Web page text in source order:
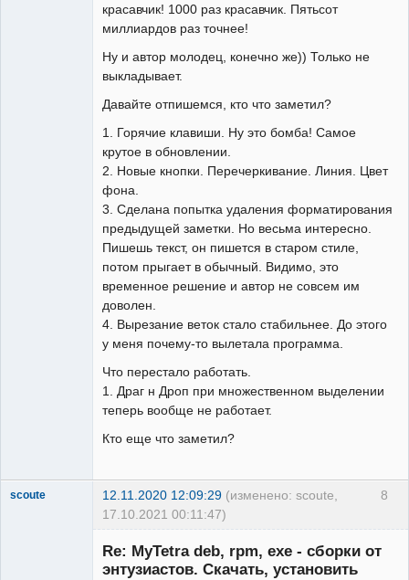
красавчик! 1000 раз красавчик. Пятьсот
миллиардов раз точнее!
Ну и автор молодец, конечно же)) Только не
выкладывает.
Давайте отпишемся, кто что заметил?
1. Горячие клавиши. Ну это бомба! Самое
крутое в обновлении.
2. Новые кнопки. Перечеркивание. Линия. Цвет
фона.
3. Сделана попытка удаления форматирования
предыдущей заметки. Но весьма интересно.
Пишешь текст, он пишется в старом стиле,
потом прыгает в обычный. Видимо, это
временное решение и автор не совсем им
доволен.
4. Вырезание веток стало стабильнее. До этого
у меня почему-то вылетала программа.
Что перестало работать.
1. Драг н Дроп при множественном выделении
теперь вообще не работает.
Кто еще что заметил?
8
scoute 12.11.2020 12:09:29 (изменено: scoute,
17.10.2021 00:11:47)
Re: MyTetra deb, rpm, exe - сборки от
энтузиастов. Скачать, установить